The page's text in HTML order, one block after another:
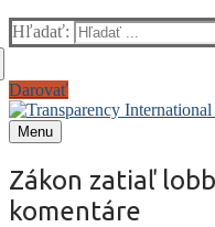
Hľadať:
Darovať
Menu
Zákon zatiaľ
komentáre